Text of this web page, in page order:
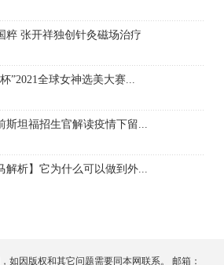
粹 张开祥独创针灸磁场治疗
”2021全球女神选美大赛...
斯坦福招生官解读疫情下留...
解析】它为什么可以做到外...
如因版权和其它问题需要同本网联系。 邮箱：